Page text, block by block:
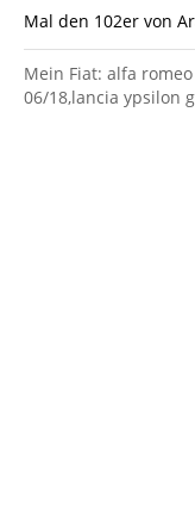
Mal den 102er von
Mein Fiat: alfa
06/18,lancia ypsilon